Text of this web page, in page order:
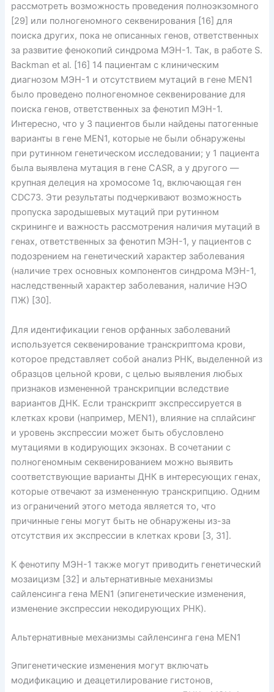
рассмотреть возможность проведения полноэкзомного
[29] или полногеномного секвенирования [16] для
поиска других, пока не описанных генов, ответственных
за развитие фенокопий синдрома МЭН-1. Так, в работе S.
Backman et al. [16] 14 пациентам с клиническим
диагнозом МЭН-1 и отсутствием мутаций в гене MEN1
было проведено полногеномное секвенирование для
поиска генов, ответственных за фенотип МЭН-1.
Интересно, что у 3 пациентов были найдены патогенные
варианты в гене MEN1, которые не были обнаружены
при рутинном генетическом исследовании; у 1 пациента
была выявлена мутация в гене CASR, а у другого —
крупная делеция на хромосоме 1q, включающая ген
CDC73. Эти результаты подчеркивают возможность
пропуска зародышевых мутаций при рутинном
скрининге и важность рассмотрения наличия мутаций в
генах, ответственных за фенотип МЭН-1, у пациентов с
подозрением на генетический характер заболевания
(наличие трех основных компонентов синдрома МЭН-1,
наследственный характер заболевания, наличие НЭО
ПЖ) [30].
Для идентификации генов орфанных заболеваний
используется секвенирование транскриптома крови,
которое представляет собой анализ РНК, выделенной из
образцов цельной крови, с целью выявления любых
признаков измененной транскрипции вследствие
вариантов ДНК. Если транскрипт экспрессируется в
клетках крови (например, MEN1), влияние на сплайсинг
и уровень экспрессии может быть обусловлено
мутациями в кодирующих экзонах. В сочетании с
полногеномным секвенированием можно выявить
соответствующие варианты ДНК в интересующих генах,
которые отвечают за измененную транскрипцию. Одним
из ограничений этого метода является то, что
причинные гены могут быть не обнаружены из-за
отсутствия их экспрессии в клетках крови [3, 31].
К фенотипу МЭН-1 также могут приводить генетический
мозаицизм [32] и альтернативные механизмы
сайленсинга гена MEN1 (эпигенетические изменения,
изменение экспрессии некодирующих РНК).
Альтернативные механизмы сайленсинга гена MEN1
Эпигенетические изменения могут включать
модификацию и деацетилирование гистонов,